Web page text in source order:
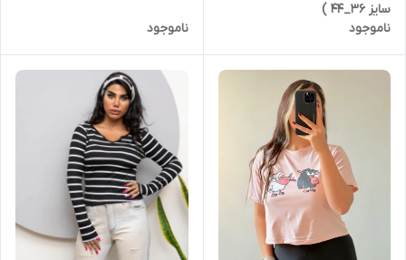
سایز 36_44 )
ناموجود
ناموجود